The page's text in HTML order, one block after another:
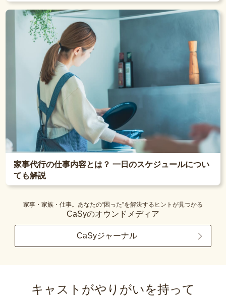
家事代行の仕事内容とは？ 一日のスケジュールについ
ても解説
家事・家族・仕事。あなたの“困った”を解決するヒントが見つかる
CaSyのオウンドメディア
CaSyジャーナル
キャストがやりがいを持って